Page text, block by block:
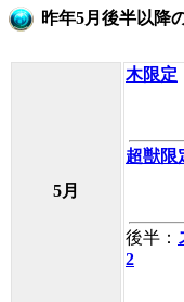
昨年5月後半以降
5月
木限定
超獣限
後半：
2